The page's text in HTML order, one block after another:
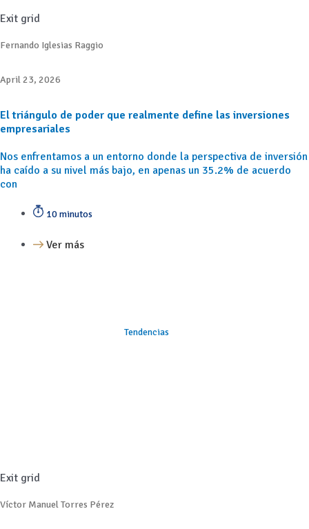
Exit grid
Fernando Iglesias Raggio
April 23, 2026
El triángulo de poder que realmente define las inversiones
empresariales
Nos enfrentamos a un entorno donde la perspectiva de inversión
ha caído a su nivel más bajo, en apenas un 35.2% de acuerdo
con
10 minutos
Ver más
Tendencias
Exit grid
Víctor Manuel Torres Pérez